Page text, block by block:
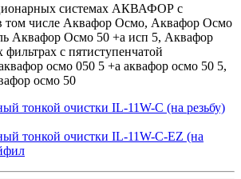
системах АКВАФОР с
том числе Аквафор Осмо, Аквафор Осмо
Аквафор Осмо 50 +a исп 5, Аквафор
с пятиступенчатой
осмо 050 5 +а аквафор осмо 50 5,
осмо 50
тонкой очистки IL-11W-C (на резьбу)
тонкой очистки IL-11W-C-EZ (на